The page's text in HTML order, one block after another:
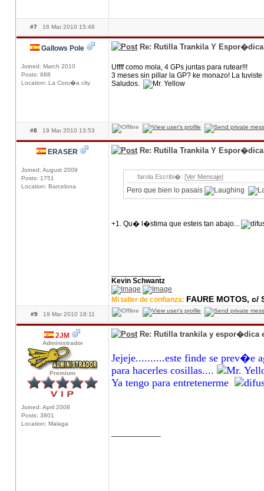
#7 16 Mar 2010 15:48
Gallows Pole
Joined: March 2010
Posts: 688
Location: La Coru�a city
Re: Rutilla Trankila Y
Uffff como mola, 4 GPs juntas para rutear!!!
3 meses sin pillar la GP? ke monazo! La
Saludos.
#8 19 Mar 2010 13:53
ERASER
Joined: August 2009
Posts: 1751
Location: Barcelona
Re: Rutilla Trankila Y
farola Escribi�: [Ver Mensaje]
Pero que bien lo pasais
+1. Qu� l�stima que esteis tan abajo...
Kevin Schwantz
Mi taller de confianza: FAURE MOTOS,
#9 19 Mar 2010 18:11
2JM
Administrador
Premium
Joined: April 2008
Posts: 3801
Location: Malaga
Re: Rutilla trankila y espor�dica
Jejeje..........este finde se prev�e
para hacerles cosillas....
Ya tengo para entretenerme